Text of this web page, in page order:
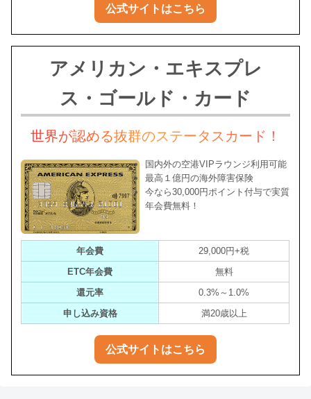
公式サイトはこちら
アメリカン・エキスプレ
ス・ゴールド・カード
世界が認める抜群のステータスカード！
国内外の空港VIPラウンジ利用可能
最高１億円の海外障害保険
今なら30,000円ポイント付与で実質
年会費無料！
年会費
29,000円+税
ETC年会費
無料
還元率
0.3%～1.0%
申し込み資格
満20歳以上
公式サイトはこちら